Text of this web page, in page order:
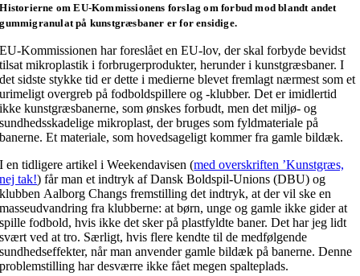
Historierne om EU-Kommissionens forslag om forbud mod blandt andet
gummigranulat på kunstgræsbaner er for ensidige.
EU-Kommissionen har foreslået en EU-lov, der skal forbyde bevidst
tilsat mikroplastik i forbrugerprodukter, herunder i kunstgræsbaner. I
det sidste stykke tid er dette i medierne blevet fremlagt nærmest som et
urimeligt overgreb på fodboldspillere og -klubber. Det er imidlertid
ikke kunstgræsbanerne, som ønskes forbudt, men det miljø- og
sundhedsskadelige mikroplast, der bruges som fyldmateriale på
banerne. Et materiale, som hovedsageligt kommer fra gamle bildæk.
I en tidligere artikel i Weekendavisen (med overskriften ’Kunstgræs,
nej tak!) får man et indtryk af Dansk Boldspil-Unions (DBU) og
klubben Aalborg Changs fremstilling det indtryk, at der vil ske en
masseudvandring fra klubberne: at børn, unge og gamle ikke gider at
spille fodbold, hvis ikke det sker på plastfyldte baner. Det har jeg lidt
svært ved at tro. Særligt, hvis flere kendte til de medfølgende
sundhedseffekter, når man anvender gamle bildæk på banerne. Denne
problemstilling har desværre ikke fået megen spalteplads.